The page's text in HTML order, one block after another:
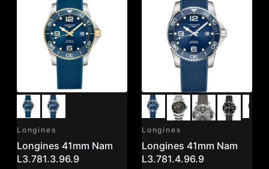
Longines
Longines 41mm Nam
L3.781.3.96.9
Longines
Longines 41mm Nam
L3.781.4.96.9